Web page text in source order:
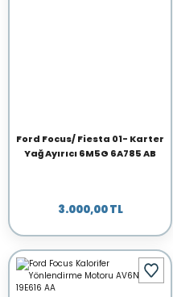
Ford Focus/ Fiesta 01- Karter
Yağ Ayırıcı 6M5G 6A785 AB
3.000,00 TL